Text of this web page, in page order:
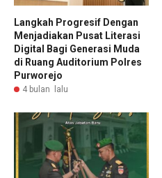
Langkah Progresif Dengan
Menjadiakan Pusat Literasi
Digital Bagi Generasi Muda
di Ruang Auditorium Polres
Purworejo
4 bulan lalu